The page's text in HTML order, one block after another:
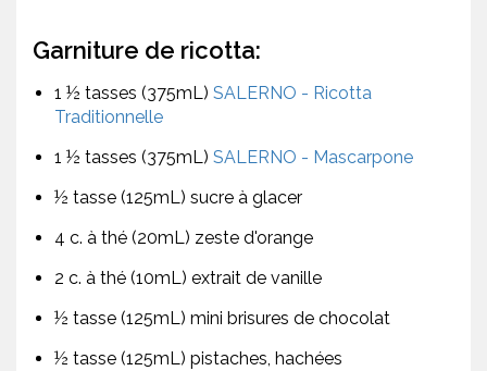
Garniture de ricotta:
1 ½ tasses (375mL) SALERNO - Ricotta
Traditionnelle
1 ½ tasses (375mL) SALERNO - Mascarpone
½ tasse (125mL) sucre à glacer
4 c. à thé (20mL) zeste d'orange
2 c. à thé (10mL) extrait de vanille
½ tasse (125mL) mini brisures de chocolat
½ tasse (125mL) pistaches, hachées